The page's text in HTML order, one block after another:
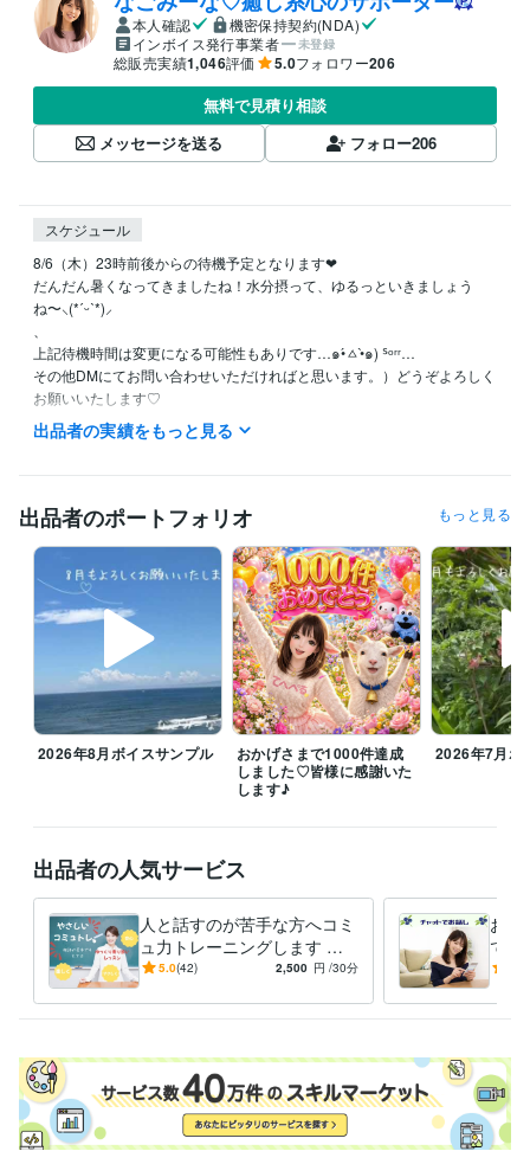
本人確認
機密保持契約(NDA)
インボイス発行事業者
未登録
総販売実績1,046評価 5.0フォロワー206
無料で見積り相談
メッセージを送る
フォロー206
スケジュール
8/6（木）23時前後からの待機予定となります❤︎
だんだん暑くなってきましたね！水分摂って、ゆるっといきましょう
ね〜⸜(*ˊᵕˋ*)⸝‬
上記待機時間は変更になる可能性もありです…๑•́ㅿ•̀๑) ᔆᵒʳʳ…
その他DMにてお問い合わせいただければと思います。）どうぞよろしく
お願いいたします♡
⭐️基本的には平日大体20時前後〜25時（前後する可能性あります）また
⭐️水曜は朝８時前後から断続的な待機予定となります
変更の場合もあるので→（DMでご確認くださきませ）
⭐️その他待機できるときはしております
ꕤ8月のご挨拶
毎日暑い日が続いていますね、体調崩されてないでしょうか？こう暑い
と何もする気になりませんよね。
お休みの日はゆっくりお家で過ごすのがよきかもです。誰かと話した
い、寂しい、愚痴言いたい時はお話ししにきてくださいね
今月も皆様が笑顔になるお手伝いをさせていただきたいと思っておりま
すのでどうぞよろしくお願いいたします(*ᴗ͈ˬᴗ͈)ꕤ*.ﾟ
雑談からお悩みまでぜひお電話お待ちしております！みなさまの心が和
み笑顔になりますように(⁎ᵕᴗᵕ⁎)
8月もよろしくお願いいたします( ⁎ᵕᴗᵕ⁎ )❤︎
経験職種
営業 / 営業事務・アシスタント 経験年数 : 10年
事務・ビジネスサポート / 事務（一般事務） 経験年数 : 10年
ライフスタイル・その他 / 保育士・ベビーシッター 経験年数 : 2年
某メーカー 1992年3月 ~ 1993年5月
ファストフード 1994年3月 ~ 1997年2月
地域センター 2009年3月 ~ 2012年2月
住宅関連 2010年7月 ~ 2014年11月
建設関連 2013年3月 ~ 2017年7月
出品者の実績をもっと見る
出品者のポートフォリオ もっと見る
2026年8月ボイスサンプル
おかげさまで1000件達成
しました♡皆様に感謝いた
します♪
2026年7月ボ
出品者の人気サービス
人と話すのが苦手な方へコミ
ュ力トレーニングします 会
話が苦手でも大丈夫！「自分
ッスン
5.0(42) 2,500 円 /30分
お電
でお
話